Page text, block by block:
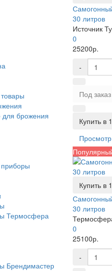
брожения
Термосфера
Брендимастер
30 литров
Источник
0
25200р.
-
Под заказ
Купить в
Просмотр
Купить в
30 литров
0
25100р.
-